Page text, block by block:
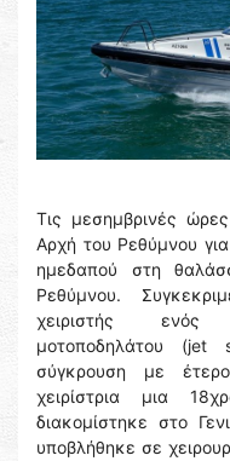
Τις μεσημβρινές
Αρχή του Ρεθύμνου
ημεδαπού στη
Ρεθύμνου.
χειριστής ενός
μοτοποδηλάτου (jet
σύγκρουση με
χειρίστρια μια
διακομίστηκε στο
υποβλήθηκε σε